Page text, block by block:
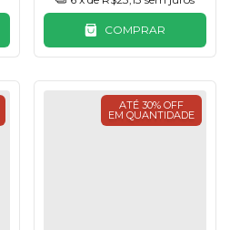
COMPRAR
ATÉ 30% OFF
EM QUANTIDADE